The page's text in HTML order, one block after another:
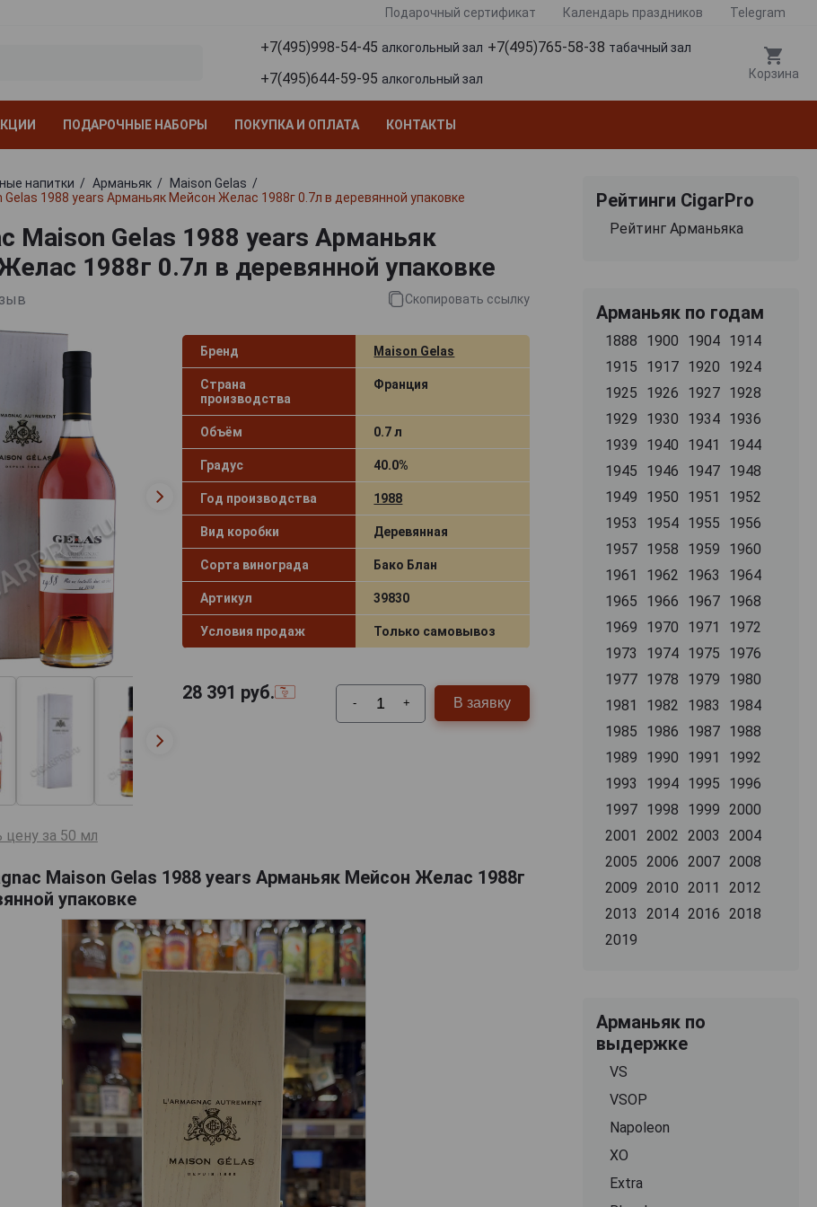
Подарочный сертификат Календарь праздников Telegram
+7(495)998-54-45 алкогольный зал +7(495)765-58-38 табачный зал
+7(495)644-59-95 алкогольный зал Корзина
ПОДАРОЧНЫЕ НАБОРЫ ПОКУПКА И ОПЛАТА КОНТАКТЫ
напитки Арманьяк
Maison Gelas
1988 years Арманьяк Мейсон Желас 1988г 0.7л в деревянной упаковке
Maison Gelas 1988 years Арманьяк
1988г 0.7л в деревянной упаковке
Скопировать ссылку
Бренд Maison Gelas
Страна
производства
Франция
Объём 0.7 л
Градус 40.0%
Год производства 1988
Вид коробки Деревянная
Сорта винограда Бако Блан
Артикул 39830
Условия продаж Только самовывоз
28 391 руб. - + В заявку
цену за 50 мл
Maison Gelas 1988 years Арманьяк Мейсон Желас 1988г
упаковке
Рейтинги CigarPro
Рейтинг Арманьяка
Арманьяк по годам
1888 1900 1904 1914
1915
1917 1920
1924
1925
1926 1927 1928
1929
1930 1934 1936
1939
1940 1941
1944
1945
1946 1947 1948
1949
1950 1951
1952
1953
1954 1955
1956
1957 1958 1959
1960
1961
1962 1963
1964
1965
1966 1967 1968
1969
1970 1971
1972
1973
1974 1975
1976
1977 1978 1979
1980
1981
1982 1983
1984
1985
1986 1987 1988
1989
1990 1991
1992
1993
1994 1995
1996
1997 1998 1999
2000
2001
2002 2003
2004
2005
2006 2007 2008
2009
2010 2011
2012
2013
2014 2016
2018
2019
Арманьяк по
выдержке
VS
VSOP
Napoleon
XO
Extra